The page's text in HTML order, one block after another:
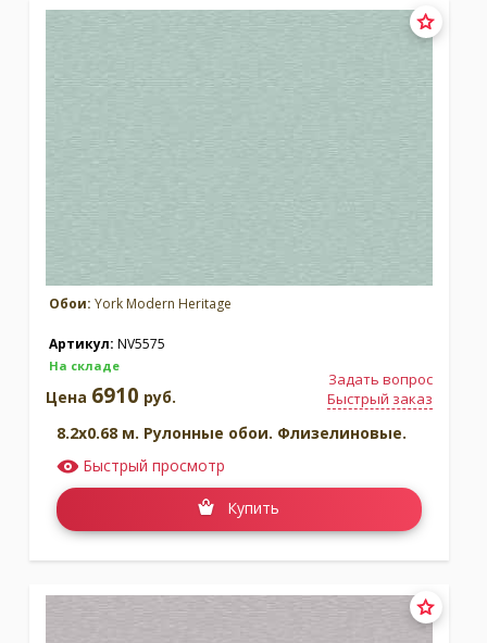
Обои: York Modern Heritage
Артикул: NV5575
На складе
Задать вопрос
Быстрый заказ
Цена 6910 руб.
8.2x0.68 м. Рулонные обои. Флизелиновые.
Быстрый просмотр
Купить